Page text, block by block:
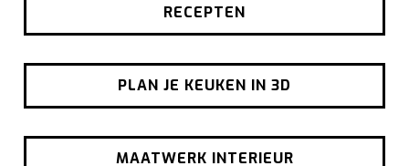
RECEPTEN
PLAN JE KEUKEN IN 3D
MAATWERK INTERIEUR